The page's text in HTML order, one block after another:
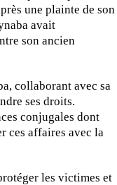
une plainte de son
avait
son ancien
collaborant avec sa
ses droits.
conjugales dont
ces affaires avec la
les victimes et